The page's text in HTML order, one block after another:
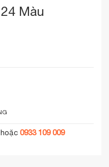
Màu
0933 109 009